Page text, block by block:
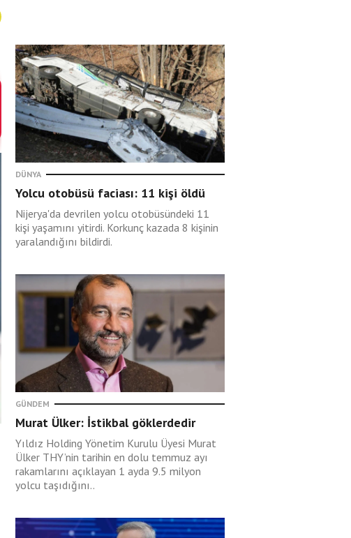
DÜNYA
Yolcu otobüsü faciası: 11 kişi öldü
Nijerya'da devrilen yolcu otobüsündeki 11
kişi yaşamını yitirdi. Korkunç kazada 8 kişinin
yaralandığını bildirdi.
GÜNDEM
Murat Ülker: İstikbal göklerdedir
Yıldız Holding Yönetim Kurulu Üyesi Murat
Ülker THY’nin tarihin en dolu temmuz ayı
rakamlarını açıklayan 1 ayda 9.5 milyon
yolcu taşıdığını..